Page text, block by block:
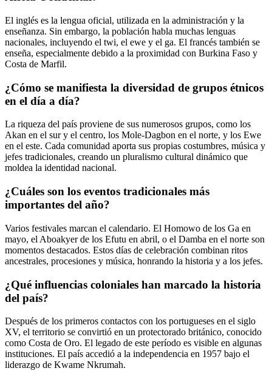
El inglés es la lengua oficial, utilizada en la administración y la
enseñanza. Sin embargo, la población habla muchas lenguas
nacionales, incluyendo el twi, el ewe y el ga. El francés también se
enseña, especialmente debido a la proximidad con Burkina Faso y
Costa de Marfil.
¿Cómo se manifiesta la diversidad de grupos étnicos
en el día a día?
La riqueza del país proviene de sus numerosos grupos, como los
Akan en el sur y el centro, los Mole-Dagbon en el norte, y los Ewe
en el este. Cada comunidad aporta sus propias costumbres, música y
jefes tradicionales, creando un pluralismo cultural dinámico que
moldea la identidad nacional.
¿Cuáles son los eventos tradicionales más
importantes del año?
Varios festivales marcan el calendario. El Homowo de los Ga en
mayo, el Aboakyer de los Efutu en abril, o el Damba en el norte son
momentos destacados. Estos días de celebración combinan ritos
ancestrales, procesiones y música, honrando la historia y a los jefes.
¿Qué influencias coloniales han marcado la historia
del país?
Después de los primeros contactos con los portugueses en el siglo
XV, el territorio se convirtió en un protectorado británico, conocido
como Costa de Oro. El legado de este período es visible en algunas
instituciones. El país accedió a la independencia en 1957 bajo el
liderazgo de Kwame Nkrumah.